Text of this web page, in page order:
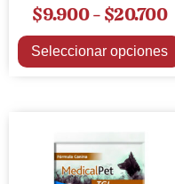
$9.900-$20.700
Seleccionar opciones